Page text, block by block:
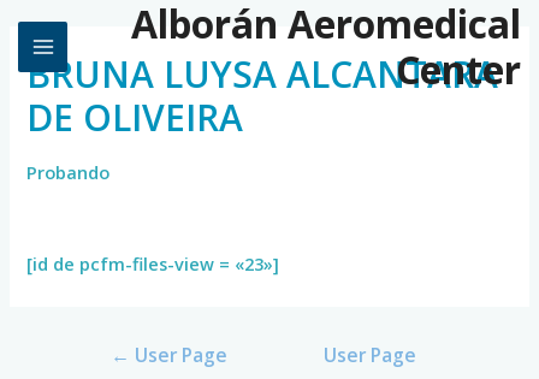
Alborán Aeromedical
Center
BRUNA LUYSA ALCANTARA
DE OLIVEIRA
Probando
[id de pcfm-files-view = «23»]
← User Page
User Page